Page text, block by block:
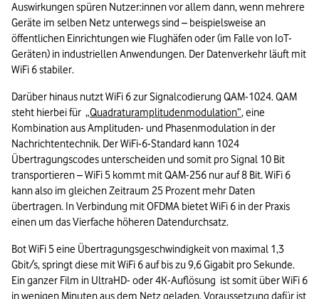
Auswirkungen spüren Nutzer:innen vor allem dann, wenn mehrere
Geräte im selben Netz unterwegs sind – beispielsweise an
öffentlichen Einrichtungen wie Flughäfen oder (im Falle von IoT-
Geräten) in industriellen Anwendungen. Der Datenverkehr läuft mit
WiFi 6 stabiler.
Darüber hinaus nutzt WiFi 6 zur Signalcodierung QAM-1024. QAM
steht hierbei für „Quadraturamplitudenmodulation”, eine
Kombination aus Amplituden- und Phasenmodulation in der
Nachrichtentechnik. Der WiFi-6-Standard kann 1024
Übertragungscodes unterscheiden und somit pro Signal 10 Bit
transportieren – WiFi 5 kommt mit QAM-256 nur auf 8 Bit. WiFi 6
kann also im gleichen Zeitraum 25 Prozent mehr Daten
übertragen. In Verbindung mit OFDMA bietet WiFi 6 in der Praxis
einen um das Vierfache höheren Datendurchsatz.
Bot WiFi 5 eine Übertragungsgeschwindigkeit von maximal 1,3
Gbit/s, springt diese mit WiFi 6 auf bis zu 9,6 Gigabit pro Sekunde.
Ein ganzer Film in UltraHD- oder 4K-Auflösung  ist somit über WiFi 6
in wenigen Minuten aus dem Netz geladen. Voraussetzung dafür ist